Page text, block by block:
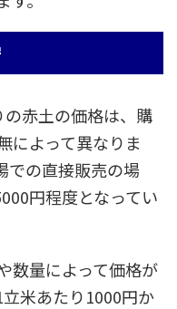
赤土の価格は、購
によって異なりま
での直接販売の場
円程度となってい
数量によって価格が
米あたり1000円か